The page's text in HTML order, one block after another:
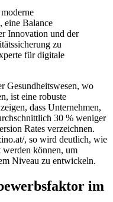
eine Balance
Innovation und der
zu
für digitale
Gesundheitswesen, wo
ist eine robuste
dass Unternehmen,
30 % weniger
Rates verzeichnen.
, so wird deutlich, wie
werden können, um
Niveau zu entwickeln.
im